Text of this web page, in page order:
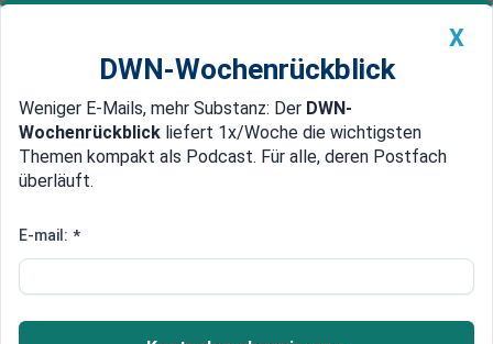
Newsticker MEIN DWN: Geldanlage Premium
Edelmetalle DWN-Magazin China
Was die Öl-Sanktionen gegen
Im Kampf gegen Russland erbringen die EU-
X
DWN-Wochenrückblick
Weniger E-Mails, mehr Substanz: Der DWN-
Wochenrückblick liefert 1x/Woche die wichtigsten
Themen kompakt als Podcast. Für alle, deren Postfach
überläuft.
E-mail: *